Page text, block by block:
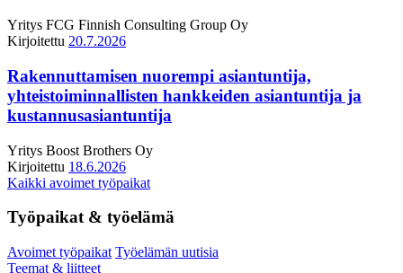
Yritys FCG Finnish Consulting Group Oy
Kirjoitettu 20.7.2026
Rakennuttamisen nuorempi asiantuntija,
yhteistoiminnallisten hankkeiden asiantuntija ja
kustannusasiantuntija
Yritys Boost Brothers Oy
Kirjoitettu 18.6.2026
Kaikki avoimet työpaikat
Työpaikat & työelämä
Avoimet työpaikat Työelämän uutisia
Teemat & liitteet